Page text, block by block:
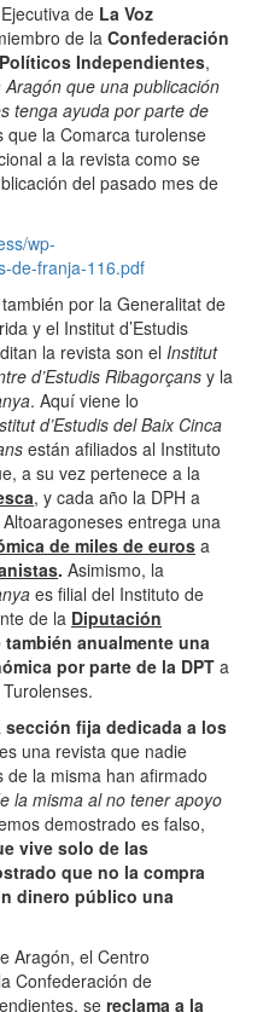
de La Voz
de laConfederación
Independientes,
que una publicación
tenga ayuda por parte de
que la Comarca turolense
a la revista como se
del pasado mes de
wp-
de-franja-116.pdf
por la Generalitat de
y el Institut d’Estudis
la revista son el Institut
d’Estudis Ribagorçans y la
. Aquí viene lo
d’Estudis del Baix Cinca
están afiliados al Instituto
a su vez pertenece a la
, y cada año la DPH a
entrega una
de miles de eurosa
. Asimismo, la
es filial del Instituto de
de la Diputación
también anualmente una
por parte de la DPT a
sección fija dedicada a los
una revista que nadie
la misma han afirmado
la misma al no tener apoyo
demostrado es falso,
vive solo de las
que no la compra
dinero público una
Aragón, el Centro
Confederación de
se reclama a la